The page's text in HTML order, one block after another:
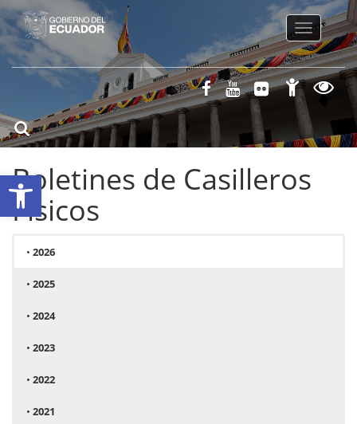
Abrir barra de herramientas
Toggle
Boletines de Casilleros
Físicos
• 2026
• 2025
• 2024
• 2023
• 2022
• 2021